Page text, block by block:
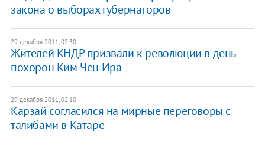
закона о выборах губернаторов
29 декабря 2011, 02:30
Жителей КНДР призвали к революции в день
похорон Ким Чен Ира
29 декабря 2011, 02:10
Карзай согласился на мирные переговоры с
талибами в Катаре